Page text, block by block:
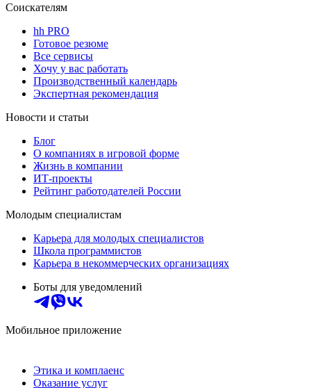
Соискателям
hh PRO
Готовое резюме
Все сервисы
Хочу у вас работать
Производственный календарь
Экспертная рекомендация
Новости и статьи
Блог
О компаниях в игровой форме
Жизнь в компании
ИТ-проекты
Рейтинг работодателей России
Молодым специалистам
Карьера для молодых специалистов
Школа программистов
Карьера в некоммерческих организациях
Боты для уведомлений
Мобильное приложение
Этика и комплаенс
Оказание услуг